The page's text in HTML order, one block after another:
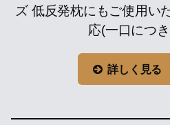
ズ 低反発枕にもご使用い
応(一口につ
詳しく見る